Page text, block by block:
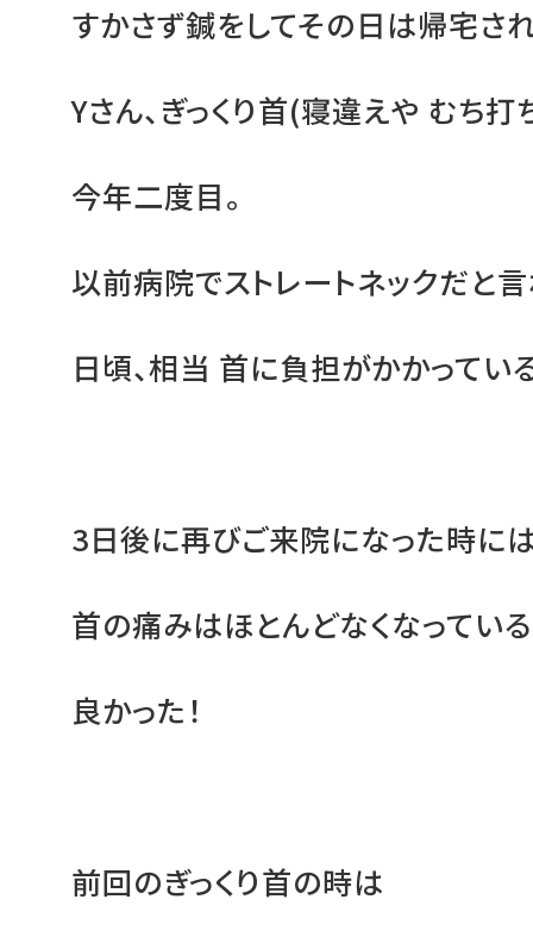
すかさず鍼をしてその日は帰宅さ
Yさん、ぎっくり首(寝違えや むち
今年二度目。
以前病院でストレートネックだと
日頃、相当 首に負担がかかってい
3日後に再びご来院になった時に
首の痛みはほとんどなくなっている
良かった！
前回のぎっくり首の時は